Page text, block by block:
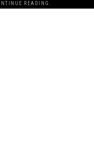
READING.